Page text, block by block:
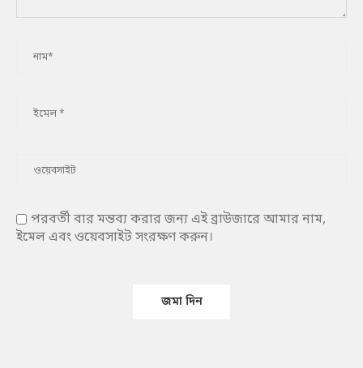
পরবর্তী বার মন্তব্য করার জন্য এই ব্রাউজারে আমার নাম,
ইমেল এবং ওয়েবসাইট সংরক্ষণ করুন।